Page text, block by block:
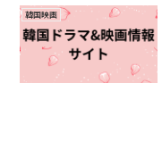
韓国映画